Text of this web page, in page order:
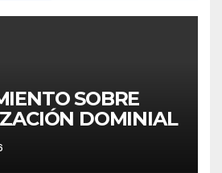
SOBRE
DOMINIAL